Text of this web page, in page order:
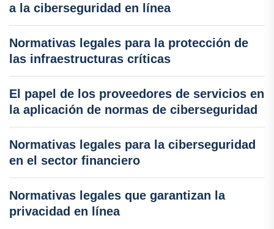
a la ciberseguridad en línea
Normativas legales para la protección de
las infraestructuras críticas
El papel de los proveedores de servicios en
la aplicación de normas de ciberseguridad
Normativas legales para la ciberseguridad
en el sector financiero
Normativas legales que garantizan la
privacidad en línea